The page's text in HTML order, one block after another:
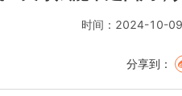
时间：2024-10-09
分享到：